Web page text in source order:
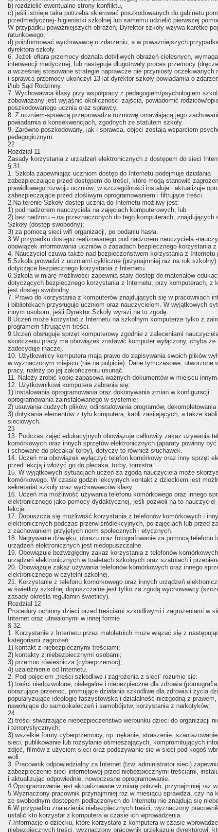
b) rozdzielić ewentualne strony konfliktu,
c) jeśli istnieje taka potrzeba skierować poszkodowanych do gabinetu
przedmedycznej- higienistki szkolnej lub samemu udzielić pierwszej
W przypadku poważniejszych obrażeń, Dyrektor szkoły wzywa karetkę
ratunkowego,
d) poinformować wychowawcę o zdarzeniu, a w poważniejszych
dyrektora szkoły.
6. Jeżeli ofiara przemocy doznała dotkliwych obrażeń cielesnych,
interwencji medycznej, lub następuje długotrwały proces przemocy
a wcześniej stosowane strategie naprawcze nie przyniosły oczekiwanych
i sprawca przemocy ukończył 13 lat dyrektor szkoły powiadamia o
i/lub Sąd Rodzinny.
7. Wychowawca klasy przy współpracy z pedagogiem/psychologiem
zobowiązany jest wyjaśnić okoliczności zajścia, powiadomić rodziców/
poszkodowanego ucznia oraz sprawcy.
8. Z uczniem-sprawcą przeprowadza rozmowę omawiającą jego
powiadamia o konsekwencjach, zgodnych ze statutem szkoły.
9. Zarówno poszkodowany, jak i sprawca, objęci zostają wsparciem
pedagogicznym.
22
Rozdział 11
Zasady korzystania z urządzeń elektronicznych z dostępem do sieci
§ 31.
1. Szkoła zapewniając uczniom dostęp do Internetu podejmuje działania
zabezpieczające przed dostępem do treści, które mogą stanowić
prawidłowego rozwoju uczniów; w szczególności instaluje i aktualizuje
zabezpieczające przed złośliwym oprogramowaniem i filtrujące treści.
2.Na terenie Szkoły dostęp ucznia do Internetu możliwy jest:
1) pod nadzorem nauczyciela na zajęciach komputerowych, lub
2) bez nadzoru – na przeznaczonych do tego komputerach, znajdujących
Szkoły (dostęp swobodny);
3) za pomocą sieci wifi organizacji, po podaniu hasła.
3.W przypadku dostępu realizowanego pod nadzorem nauczyciela -
obowiązek informowania uczniów o zasadach bezpiecznego korzystania
4. Nauczyciel czuwa także nad bezpieczeństwem korzystania z Internetu
5.Szkoła prowadzi z uczniami cykliczne (przynajmniej raz na rok
dotyczące bezpiecznego korzystania z Internetu.
6.Szkoła w miarę możliwości zapewnia stały dostęp do materiałów
dotyczących bezpiecznego korzystania z Internetu, przy komputerach, z
jest dostęp swobodny.
7. Prawo do korzystania z komputerów znajdujących się w pracowniach
i bibliotekach przysługuje uczniom oraz nauczycielom. W wyjątkowych
innym osobom, jeśli Dyrektor Szkoły wyrazi na to zgodę.
8.Uczeń może korzystać z Internetu na szkolnym komputerze tylko z
programem filtrującym treści.
9.Uczeń obsługuje sprzęt komputerowy zgodnie z zaleceniami
skończeniu pracy ma obowiązek zostawić komputer wyłączony, chyba że
zadecyduje inaczej.
10. Użytkownicy komputera mają prawo do zapisywania swoich plików
w wyznaczonym miejscu (nie na pulpicie). Dane tymczasowe, utworzone
pracy, należy po jej zakończeniu usunąć.
11. Należy zrobić kopię zapasową ważnych dokumentów w miejscu innym
12. Użytkownikowi komputera zabrania się:
1) instalowania oprogramowania oraz dokonywania zmian w konfiguracji
oprogramowania zainstalowanego w systemie;
2) usuwania cudzych plików, odinstalowania programów,
3) dotykania elementów z tyłu komputera, kabli zasilających, a także kabli
sieciowych.
23
13. Podczas zajęć edukacyjnych obowiązuje całkowity zakaz używania
komórkowych oraz innych sprzętów elektronicznych (aparaty powinny być
i schowane do plecaka/ torby), dotyczy to również słuchawek.
14. Uczeń ma obowiązek wyłączyć telefon komórkowy oraz inny sprzęt
przed lekcją i włożyć go do plecaka, torby, tornistra.
15. W wyjątkowych sytuacjach uczeń za zgodą nauczyciela może
komórkowego. W czasie godzin lekcyjnych kontakt z dzieckiem jest
sekretariat szkoły oraz wychowawców klasy.
16. Uczeń ma możliwość używania telefonu komórkowego oraz innego
elektronicznego jako pomocy dydaktycznej, jeśli pozwoli na to nauczyciel
lekcje.
17. Dopuszcza się możliwość korzystania z telefonów komórkowych i
elektronicznych podczas przerw śródlekcyjnych, po zajęciach lub przed
z zachowaniem przyjętych norm społecznych i etycznych.
18. Nagrywanie dźwięku, obrazu oraz fotografowanie za pomocą telefonu
urządzeń elektronicznych jest niedopuszczalne.
19. Obowiązuje bezwzględny zakaz korzystania z telefonów
urządzeń elektronicznych w toaletach szkolnych oraz szatniach i
20. Obowiązuje zakaz używania telefonów komórkowych oraz innego
elektronicznego w czytelni szkolnej.
21. Korzystanie z telefonu komórkowego oraz innych urządzeń
w świetlicy szkolnej dopuszczalne jest tylko za zgodą wychowawcy
zasady określa regulamin świetlicy).
Rozdział 12
Procedury ochrony dzieci przed treściami szkodliwymi i zagrożeniami w
Internet oraz utrwalonymi w innej formie
§ 32.
1. Korzystanie z Internetu przez małoletnich może wiązać się z
kategoriami zagrożeń:
1) kontakt z niebezpiecznymi treściami;
2) kontakty z niebezpiecznymi osobami;
3) przemoc rówieśnicza (cyberprzemoc);
4) uzależnienie od Internetu.
2. Pod pojęciem „treści szkodliwe i zagrożenia z sieci” rozumie się:
1) treści niedozwolone, nielegalne i niebezpieczne dla zdrowia
obrazujące przemoc, promujące działania szkodliwe dla zdrowia i życia
popularyzujące ideologię faszystowską i działalność niezgodną z prawem,
nawołujące do samookaleczeń i samobójstw, korzystania z narkotyków;
24
2) treści stwarzające niebezpieczeństwo werbunku dzieci do organizacji
i terrorystycznych;
3) wszelkie formy cyberprzemocy, np. nękanie, straszenie,
sieci, publikowanie lub rozsyłanie ośmieszających, kompromitujących
zdjęć, filmów z użyciem sieci oraz podszywanie się w sieci pod kogoś
woli.
3. Pracownik odpowiedzialny za Internet (tzw. administrator sieci)
zabezpieczenie sieci internetowej przed niebezpiecznymi treściami,
i aktualizując odpowiednie, nowoczesne oprogramowanie.
4.Oprogramowanie jest aktualizowane w miarę potrzeb, przynajmniej raz
5.Wyznaczony pracownik przynajmniej raz w miesiącu sprawdza, czy na
ze swobodnym dostępem podłączonych do Internetu nie znajdują się
6.W przypadku znalezienia niebezpiecznych treści, wyznaczony
ustalić kto korzystał z komputera w czasie ich wprowadzenia.
7.Informację o dziecku, które korzystało z komputera w czasie
niebezpiecznych treści, wyznaczony pracownik przekazuje dyrektorowi,